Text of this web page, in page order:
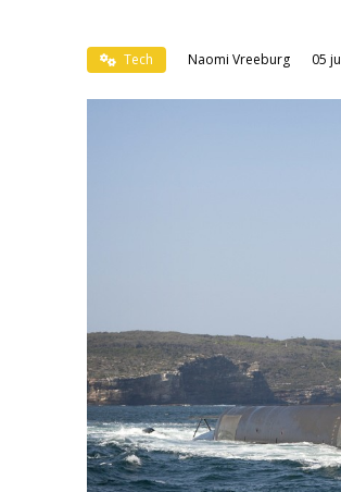
Tech Naomi Vreeburg 05